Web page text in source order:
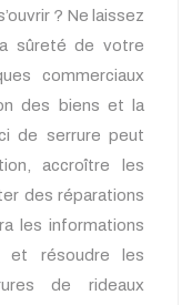
? Ne laissez
sûreté de votre
commerciaux
des biens et la
de serrure peut
accroître les
des réparations
les informations
et résoudre les
de rideaux